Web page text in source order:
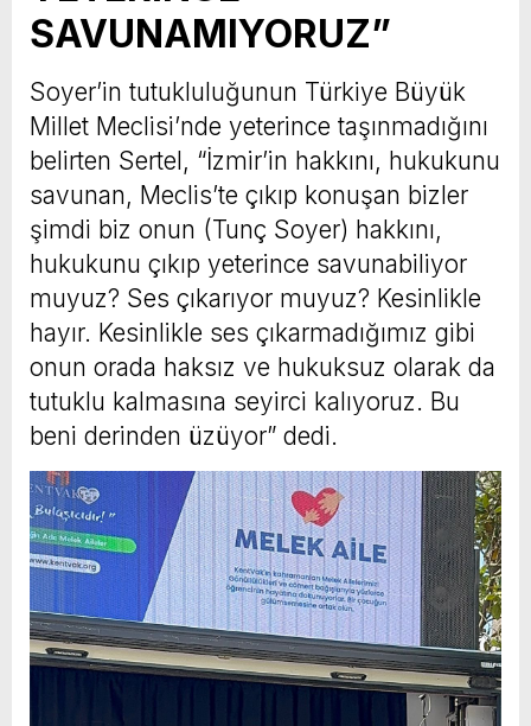
SAVUNAMIYORUZ”
Soyer’in tutukluluğunun Türkiye Büyük
Millet Meclisi’nde yeterince taşınmadığını
belirten Sertel, “İzmir’in hakkını, hukukunu
savunan, Meclis’te çıkıp konuşan bizler
şimdi biz onun (Tunç Soyer) hakkını,
hukukunu çıkıp yeterince savunabiliyor
muyuz? Ses çıkarıyor muyuz? Kesinlikle
hayır. Kesinlikle ses çıkarmadığımız gibi
onun orada haksız ve hukuksuz olarak da
tutuklu kalmasına seyirci kalıyoruz. Bu
beni derinden üzüyor” dedi.